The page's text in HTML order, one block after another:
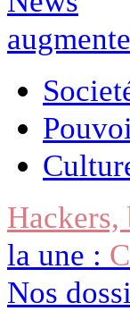
Hackers,
la une :
Nos